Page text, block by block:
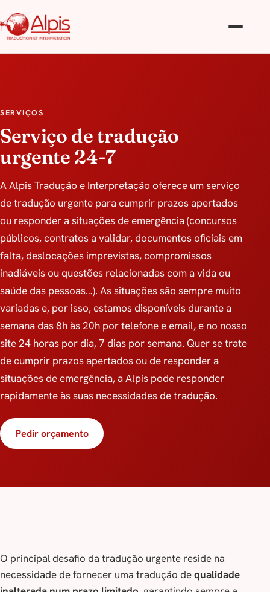
SERVIÇOS
Serviço de tradução
urgente 24-7
A Alpis Tradução e Interpretação oferece um serviço
de tradução urgente para cumprir prazos apertados
ou responder a situações de emergência (concursos
públicos, contratos a validar, documentos oficiais em
falta, deslocações imprevistas, compromissos
inadiáveis ou questões relacionadas com a vida ou
saúde das pessoas…). As situações são sempre muito
variadas e, por isso, estamos disponíveis durante a
semana das 8h às 20h por telefone e email, e no nosso
site 24 horas por dia, 7 dias por semana. Quer se trate
de cumprir prazos apertados ou de responder a
situações de emergência, a Alpis pode responder
rapidamente às suas necessidades de tradução.
Pedir orçamento
O principal desafio da tradução urgente reside na
necessidade de fornecer uma tradução dequalidade